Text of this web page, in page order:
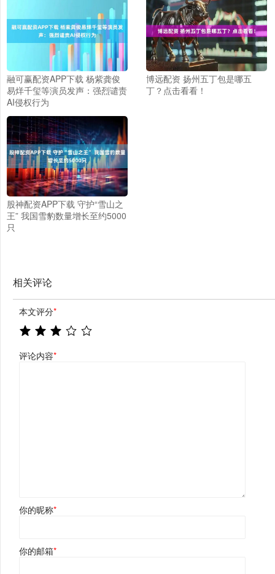
融可赢配资APP下载 杨紫龚俊
易烊千玺等演员发声：强烈谴责
AI侵权行为
博远配资 扬州五丁包是哪五
丁？点击看看！
股神配资APP下载 守护“雪山之
王” 我国雪豹数量增长至约5000
只
相关评论
本文评分*
评论内容*
你的昵称*
你的邮箱*